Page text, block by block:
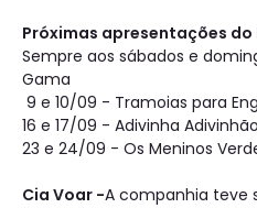
Próximas apresentações do
Sempre aos sábados e
Gama
9 e 10/09 - Tramoias para
16 e 17/09 - Adivinha Adivinhão
23 e 24/09 - Os Meninos
Cia Voar -A companhia teve